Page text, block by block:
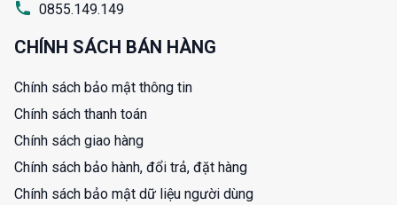
0855.149.149
CHÍNH SÁCH BÁN HÀNG
Chính sách bảo mật thông tin
Chính sách thanh toán
Chính sách giao hàng
Chính sách bảo hành, đổi trả, đặt hàng
Chính sách bảo mật dữ liệu người dùng